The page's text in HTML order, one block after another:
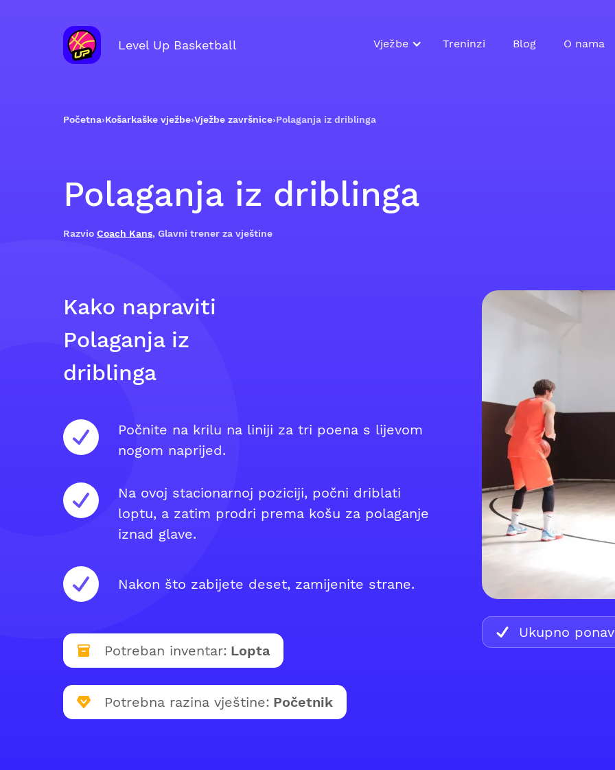
Level Up Basketball Vježbe Treninzi Blog O nama
Početna›Košarkaške vježbe›Vježbe završnice›Polaganja iz driblinga
Polaganja iz driblinga
Razvio Coach Kans, Glavni trener za vještine
Kako napraviti
Polaganja iz
driblinga
Počnite na krilu na liniji za tri poena s lijevom
nogom naprijed.
Na ovoj stacionarnoj poziciji, počni driblati
loptu, a zatim prodri prema košu za polaganje
iznad glave.
Nakon što zabijete deset, zamijenite strane.
Potreban inventar: Lopta
Potrebna razina vještine: Početnik
Ukupno